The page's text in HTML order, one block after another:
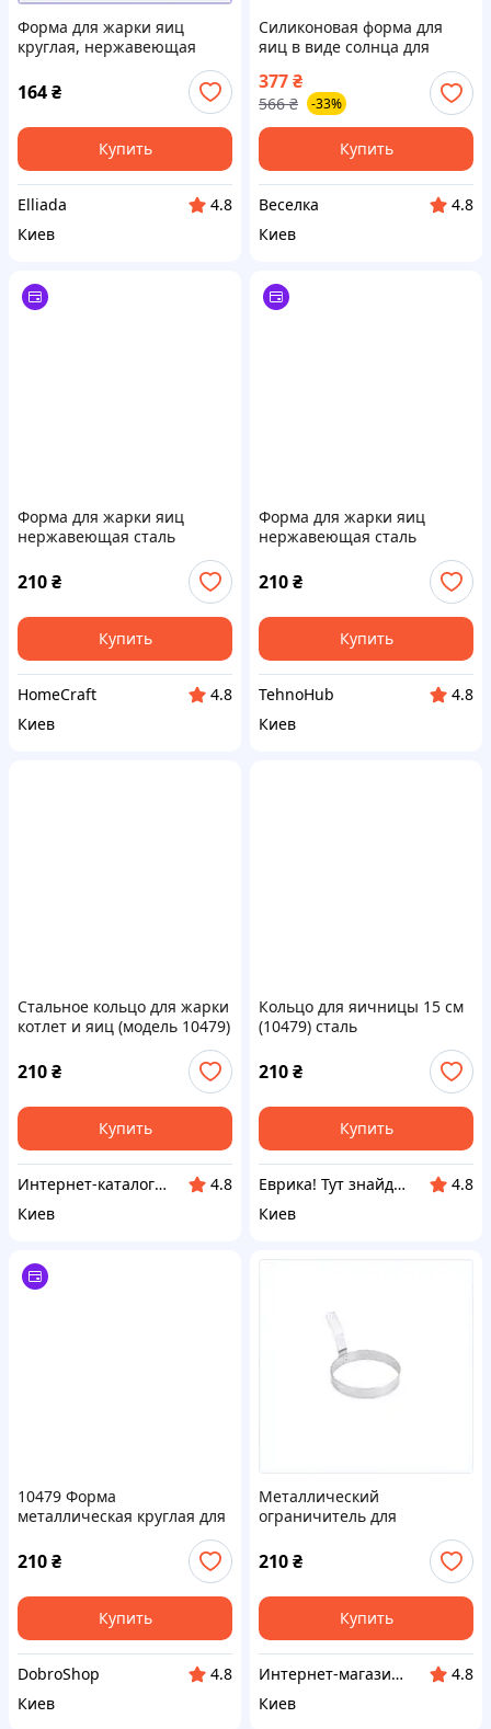
Форма для жарки яиц
круглая, нержавеющая
24508PM46E
164₴
Купить
Elliada
4.8
Киев
Силиконовая форма для
яиц в виде солнца для
выпечки 10х8 см FLAME
377₴
566 ₴ -33%
Купить
Веселка
4.8
Киев
Форма для жарки яиц
нержавеющая сталь
круглая 15 х 2,5 см (10479),
2450H84T7
210₴
Купить
HomeCraft
4.8
Киев
Форма для жарки яиц
нержавеющая сталь
круглая 15 х 2,5 см (10479),
245P084B7
210₴
Купить
TehnoHub
4.8
Киев
Стальное кольцо для жарки
котлет и яиц (модель 10479)
210₴
Купить
Интернет-кат​алог ск​​ид​​​ок "TRIVIA"
4.8
Киев
Кольцо для яичницы 15 см
(10479) сталь
MH245K0847
210₴
Купить
Еврика! Тут знайдеться все!
4.8
Киев
10479 Форма
металлическая круглая для
210₴
Купить
DobroShop
4.8
Киев
Металлический
ограничитель для
E24508K4T7
210₴
Купить
Интернет-магазин TVOЁ
4.8
Киев